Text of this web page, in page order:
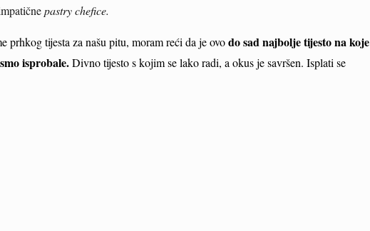
pastry chefice.
prhkog tijesta za našu pitu, moram reći da je ovodo sad najbolje tijesto na koje
isprobale.Divno tijesto s kojim se lako radi, a okus je savršen. Isplati se